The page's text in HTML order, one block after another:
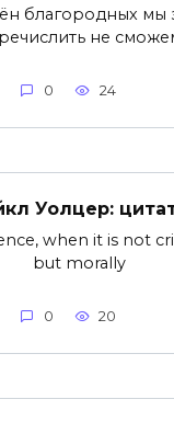
благородных мы
не
0 24
Уолцер:
when it is not
but morally
0 20